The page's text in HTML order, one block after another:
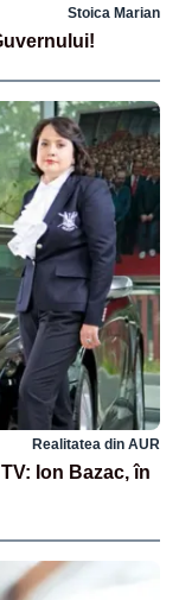
Stoica Marian
Realitatea din AUR
Ion Bazac, în